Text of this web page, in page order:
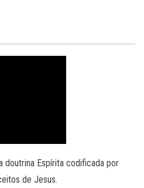
doutrina Espírita codificada por
de Jesus.